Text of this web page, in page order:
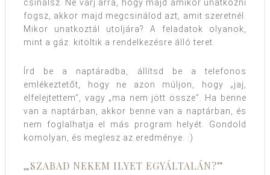
csinálsz. Ne várj arra, hogy majd amikor unatkozni
fogsz, akkor majd megcsinálod azt, amit szeretnél.
Mikor unatkoztál utoljára? A feladatok olyanok,
mint a gáz: kitöltik a rendelkezésre álló teret.
Írd be a naptáradba, állítsd be a telefonos
emlékeztetőt, hogy ne azon múljon, hogy „jaj,
elfelejtettem”, vagy „ma nem jött össze”. Ha benne
van a naptárban, akkor benne van a naptárban, és
nem foglalhatja el más program helyét. Gondold
komolyan, és meglesz az eredménye. :)
„SZABAD NEKEM ILYET EGYÁLTALÁN?”